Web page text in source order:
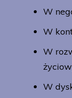
W
W
W
W